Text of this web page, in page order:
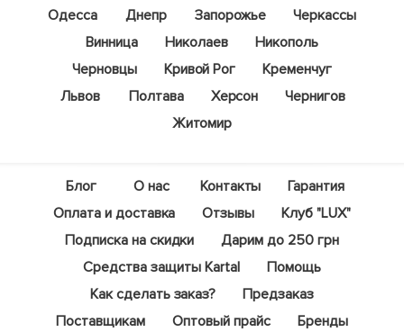
Одесса
Днепр Запорожье
Черкассы
Винница
Николаев
Никополь
Черновцы
Кривой Рог
Кременчуг
Львов
Полтава Херсон
Чернигов
Житомир
Блог О нас Контакты
Гарантия
Оплата и доставка
Отзывы
Клуб "LUX"
Подписка на скидки
Дарим до 250 грн
Средства защиты Kartal
Помощь
Как сделать заказ?
Предзаказ
Поставщикам
Оптовый прайс Бренды